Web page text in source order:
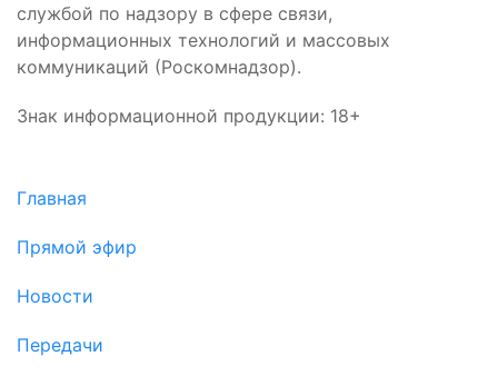
службой по надзору в сфере связи,
информационных технологий и массовых
коммуникаций (Роскомнадзор).
Знак информационной продукции: 18+
Главная
Прямой эфир
Новости
Передачи